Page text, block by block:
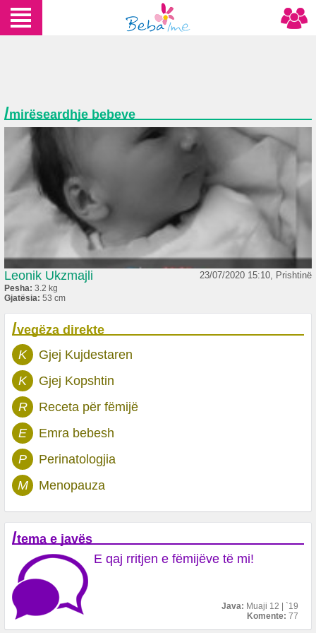
/mirëseardhje bebeve
Leonik Ukzmajli 23/07/2020 15:10, Prishtinë
Pesha: 3.2 kg
Gjatësia: 53 cm
/vegëza direkte
K
Gjej Kujdestaren
K
Gjej Kopshtin
R
Receta për fëmijë
E
Emra bebesh
P
Perinatologjia
M
Menopauza
/tema e javës
E qaj rritjen e fëmijëve të mi!
Java: Muaji 12 | `19
Komente: 77